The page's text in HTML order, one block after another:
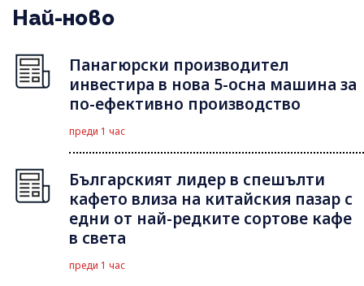
Най-ново
Панагюрски производител
инвестира в нова 5-осна машина за
по-ефективно производство
преди 1 час
Българският лидер в спешълти
кафето влиза на китайския пазар с
едни от най-редките сортове кафе
в света
преди 1 час